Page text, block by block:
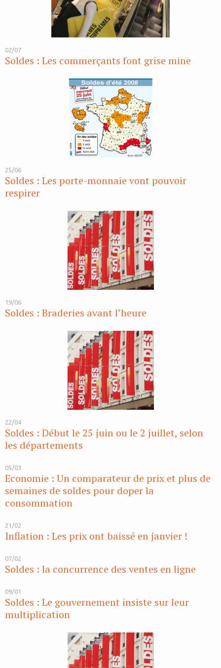
02/07
Soldes : Les commerçants font grise mine
25/06
Soldes : Les porte-monnaie vont pouvoir
respirer
19/06
Soldes : Braderies avant l’heure
22/04
Soldes : Début le 25 juin ou le 2 juillet, selon
les départements
05/03
Economie : Un comparateur de prix et plus de
semaines de soldes pour doper la
consommation
21/02
Inflation : Les prix ont baissé en janvier !
07/02
Soldes : la concurrence des ventes en ligne
09/01
Soldes : Le gouvernement insiste sur leur
multiplication